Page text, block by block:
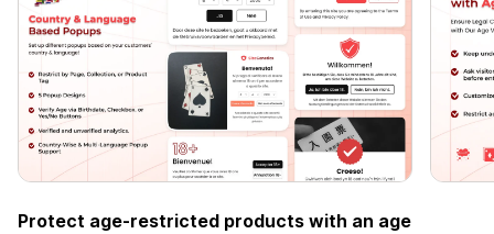
Protect age-restricted products with an age